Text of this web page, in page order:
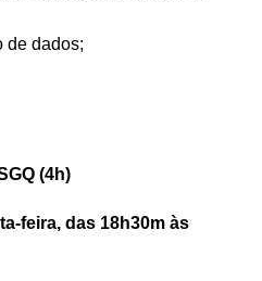
de dados;
(4h)
feira, das 18h30m às